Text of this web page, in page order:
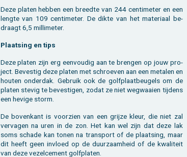
Deze pla­ten heb­ben een breed­te van 244 cen­ti­me­ter en een
leng­te van 109 cen­ti­me­ter. De dikte van het ma­te­ri­aal be­
draagt 6,5 mil­li­me­ter.
Plaat­sing en tips
Deze pla­ten zijn erg een­vou­dig aan te bren­gen op jouw pro­
ject. Be­ves­tig deze pla­ten met schroe­ven aan een me­ta­len en
hou­ten on­der­dak. Ge­bruik ook de golf­plaat­beu­gels om de
pla­ten ste­vig te be­ves­ti­gen, zodat ze niet weg­waai­en tij­dens
een he­vi­ge storm.
De bo­ven­kant is voor­zien van een grij­ze kleur, die niet zal
ver­va­gen na uren in de zon. Het kan wel zijn dat deze lak
soms scha­de kan tonen na trans­port of de plaat­sing, maar
dit heeft geen in­vloed op de duur­zaam­heid of de kwa­li­teit
van deze ve­zel­ce­ment golf­pla­ten.